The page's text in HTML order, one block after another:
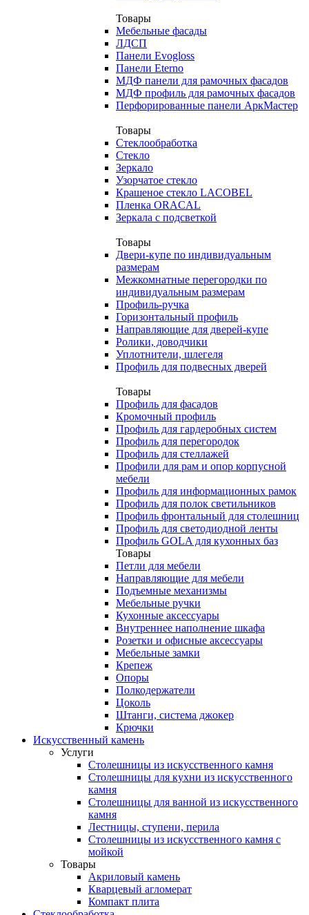
Товары
Мебельные фасады
ЛДСП
Панели Evogloss
Панели Eterno
МДФ панели для рамочных фасадов
МДФ профиль для рамочных фасадов
Перфорированные панели АркМастер
Товары
Стеклообработка
Стекло
Зеркало
Узорчатое стекло
Крашеное стекло LACOBEL
Пленка ORACAL
Зеркала с подсветкой
Товары
Двери-купе по индивидуальным
размерам
Межкомнатные перегородки по
индивидуальным размерам
Профиль-ручка
Горизонтальный профиль
Направляющие для дверей-купе
Ролики, доводчики
Уплотнители, шлегеля
Профиль для подвесных дверей
Товары
Профиль для фасадов
Кромочный профиль
Профиль для гардеробных систем
Профиль для перегородок
Профиль для стеллажей
Профили для рам и опор корпусной
мебели
Профиль для информационных рамок
Профиль для полок светильников
Профиль фронтальный для столешниц
Профиль для светодиодной ленты
Профиль GOLA для кухонных баз
Товары
Петли для мебели
Направляющие для мебели
Подъемные механизмы
Мебельные ручки
Кухонные аксессуары
Внутреннее наполнение шкафа
Розетки и офисные аксессуары
Мебельные замки
Крепеж
Опоры
Полкодержатели
Цоколь
Штанги, система джокер
Крючки
Искусственный камень
Услуги
Столешницы из искусственного камня
Столешницы для кухни из искусственного
камня
Столешницы для ванной из искусственного
камня
Лестницы, ступени, перила
Столешницы из искусственного камня с
мойкой
Товары
Акриловый камень
Кварцевый агломерат
Компакт плита